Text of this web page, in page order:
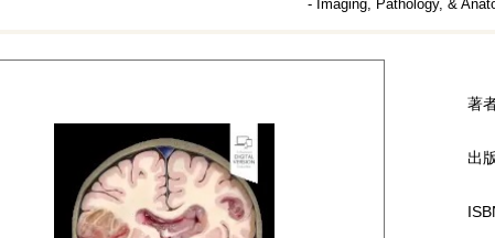
- Imaging, Pathology, &
著
出